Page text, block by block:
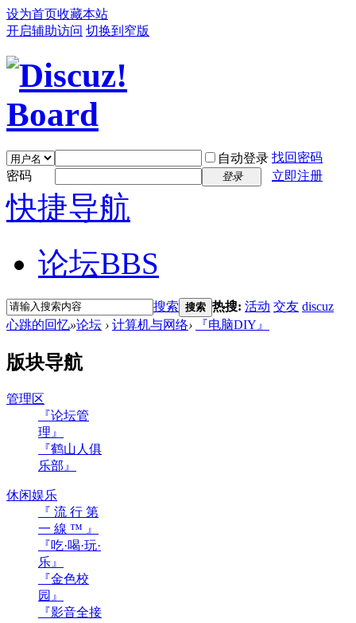
设为首页收藏本站
开启辅助访问 切换到窄版
自动登录 找回密码
密码
登录 立即注册
快捷导航
论坛BBS
搜索 搜索 热搜: 活动 交友 discuz
心跳的回忆»论坛 › 计算机与网络› 『电脑DIY』
版块导航
管理区
『论坛管
理』
『鹤山人俱
乐部』
休闲娱乐
『 流 行 第
一 線 ™ 』
『吃·喝·玩·
乐』
『金色校
园』
『影音全接